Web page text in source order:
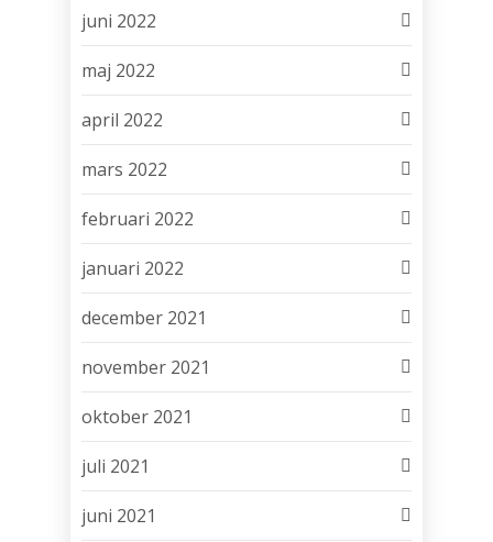
juni 2022
maj 2022
april 2022
mars 2022
februari 2022
januari 2022
december 2021
november 2021
oktober 2021
juli 2021
juni 2021